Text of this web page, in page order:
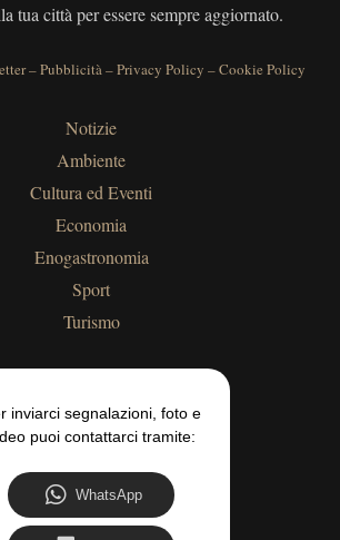
tua città per essere sempre aggiornato.
–Pubblicità–Privacy Policy –Cookie Policy
Notizie
Ambiente
Cultura ed Eventi
Economia
Enogastronomia
Sport
Turismo
inviarci segnalazioni, foto e
puoi contattarci tramite:
WhatsApp